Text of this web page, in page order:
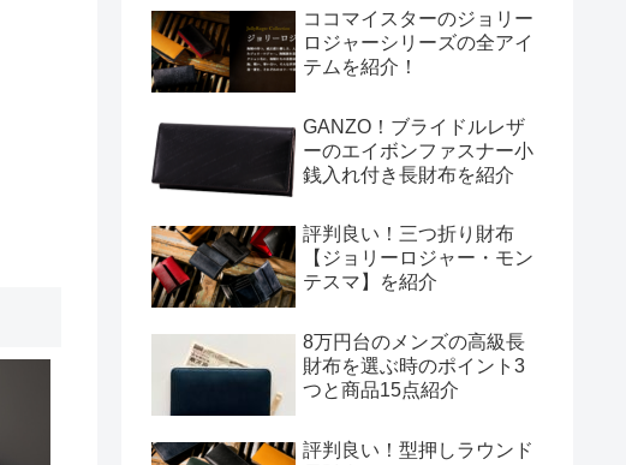
ココマイスターのジョリー
ロジャーシリーズの全アイ
テムを紹介！
GANZO！ブライドルレザ
ーのエイボンファスナー小
銭入れ付き長財布を紹介
評判良い！三つ折り財布
【ジョリーロジャー・モン
テスマ】を紹介
8万円台のメンズの高級長
財布を選ぶ時のポイント3
つと商品15点紹介
評判良い！型押しラウンド